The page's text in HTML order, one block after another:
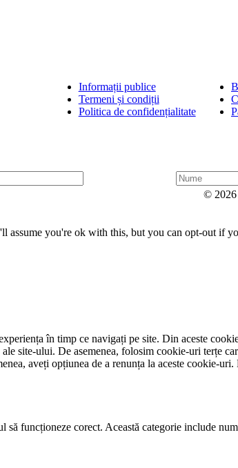
Informații publice
Termeni și condiții
Politica de confidențialitate
N
u
© 2026
assume you're ok with this, but you can opt-out if
în timp ce navigați pe site. Din aceste
site-ului. De asemenea, folosim cookie-uri terțe
aveți opțiunea de a renunța la aceste cookie-
să funcționeze corect. Această categorie include